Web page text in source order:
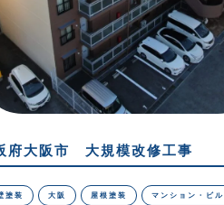
府大阪市 大規模改修工事
塗装 大阪 屋根塗装 マンション・ビル